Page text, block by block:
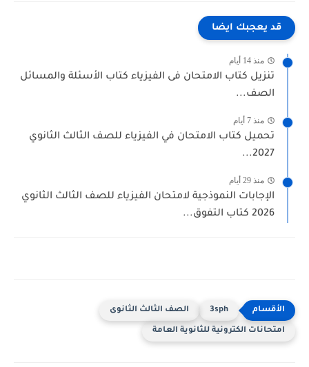
قد يعجبك ايضا
منذ 14 أيام
تنزيل كتاب الامتحان فى الفيزياء كتاب الأسئلة والمسائل
الصف...
منذ 7 أيام
تحميل كتاب الامتحان في الفيزياء للصف الثالث الثانوي
2027...
منذ 29 أيام
الإجابات النموذجية لامتحان الفيزياء للصف الثالث الثانوي
2026 كتاب التفوق...
3sph الصف الثالث الثانوى
امتحانات الكترونية للثانوية العامة